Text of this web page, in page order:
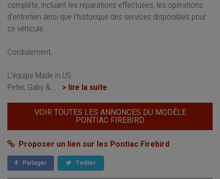
complète, incluant les réparations effectuées, les opérations
d’entretien ainsi que l’historique des services disponibles pour
ce véhicule.
Cordialement,
L’équipe Made in US
Peter, Gaby &
> lire la suite
VOIR TOUTES LES ANNONCES DU MODÈLE
PONTIAC FIREBIRD
Proposer un lien sur les Pontiac Firebird
Partager Twitter